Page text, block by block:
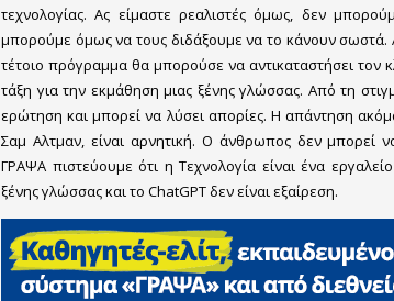
τεχνολογίας. Ας είμαστε ρεαλιστές όμως, δεν
μπορούμε όμως να τους διδάξουμε να το κάνουν σωστά.
τέτοιο πρόγραμμα θα μπορούσε να αντικαταστήσει τον
τάξη για την εκμάθηση μιας ξένης γλώσσας. Από τη
ερώτηση και μπορεί να λύσει απορίες. Η απάντηση
Σαμ Αλτμαν, είναι αρνητική. Ο άνθρωπος δεν μπορεί
ΓΡΑΨΑ πιστεύουμε ότι η Τεχνολογία είναι ένα
ξένης γλώσσας και το ChatGPT δεν είναι εξαίρεση.